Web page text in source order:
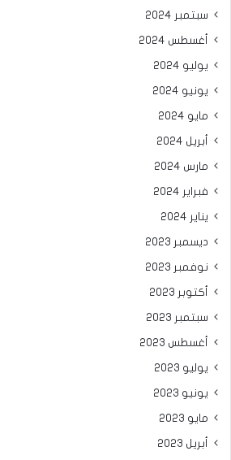
سبتمبر 2024
أغسطس 2024
يوليو 2024
يونيو 2024
مايو 2024
أبريل 2024
مارس 2024
فبراير 2024
يناير 2024
ديسمبر 2023
نوفمبر 2023
أكتوبر 2023
سبتمبر 2023
أغسطس 2023
يوليو 2023
يونيو 2023
مايو 2023
أبريل 2023